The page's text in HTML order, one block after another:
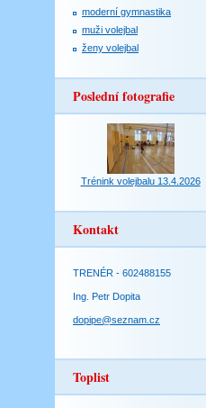
moderní gymnastika
muži volejbal
ženy volejbal
Poslední fotografie
Trénink volejbalu 13.4.2026
Kontakt
TRENÉR - 602488155
Ing. Petr Dopita
dopipe@seznam.cz
Toplist